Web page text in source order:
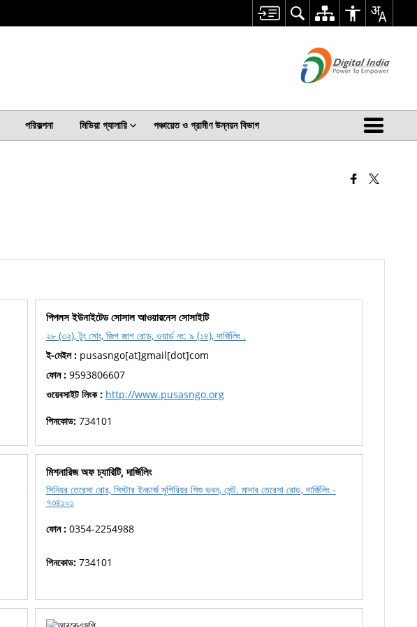
পরিকল্পনা মিডিয়া গ্যালারি পঞ্চায়েত ও গ্রামীণ উন্নয়ন বিভাগ
পিপলস ইউনাইটেড সোসাল আওয়ারনেস সোসাইটি
২৮ (৩২), টুং সোং, জিগ জাগ রোড, ওয়ার্ড নং: ৯ (১৪), দার্জিলিং .
ই-মেইল :pusasngo[at]gmail[dot]com
ফোন :9593806607
ওয়েবসাইট লিংক : http://www.pusasngo.org
পিনকোড:734101
মিশনারিজ অফ চ্যারিটি, দার্জিলিং
সিনিয়র তেরেসা রোর, সিস্টার ইনচার্জ সুপিরিয়র শিশু ভবন, সেন্ট. মাদার তেরেসা রোড, দার্জিলিং -
৭৩৪১০১
ফোন :0354-2254988
পিনকোড:734101